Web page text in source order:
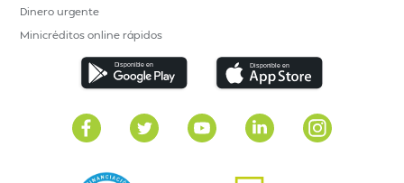
Dinero urgente
Minicréditos online rápidos